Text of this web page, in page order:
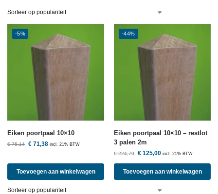
-5%
Eiken poortpaal 10×10
€75,14 € 71,38 incl. 21% BTW
Toevoegen aan winkelwagen
-44%
Eiken poortpaal 10×10 – restlot
3 palen 2m
€224,70 € 125,00 incl. 21% BTW
Toevoegen aan winkelwagen